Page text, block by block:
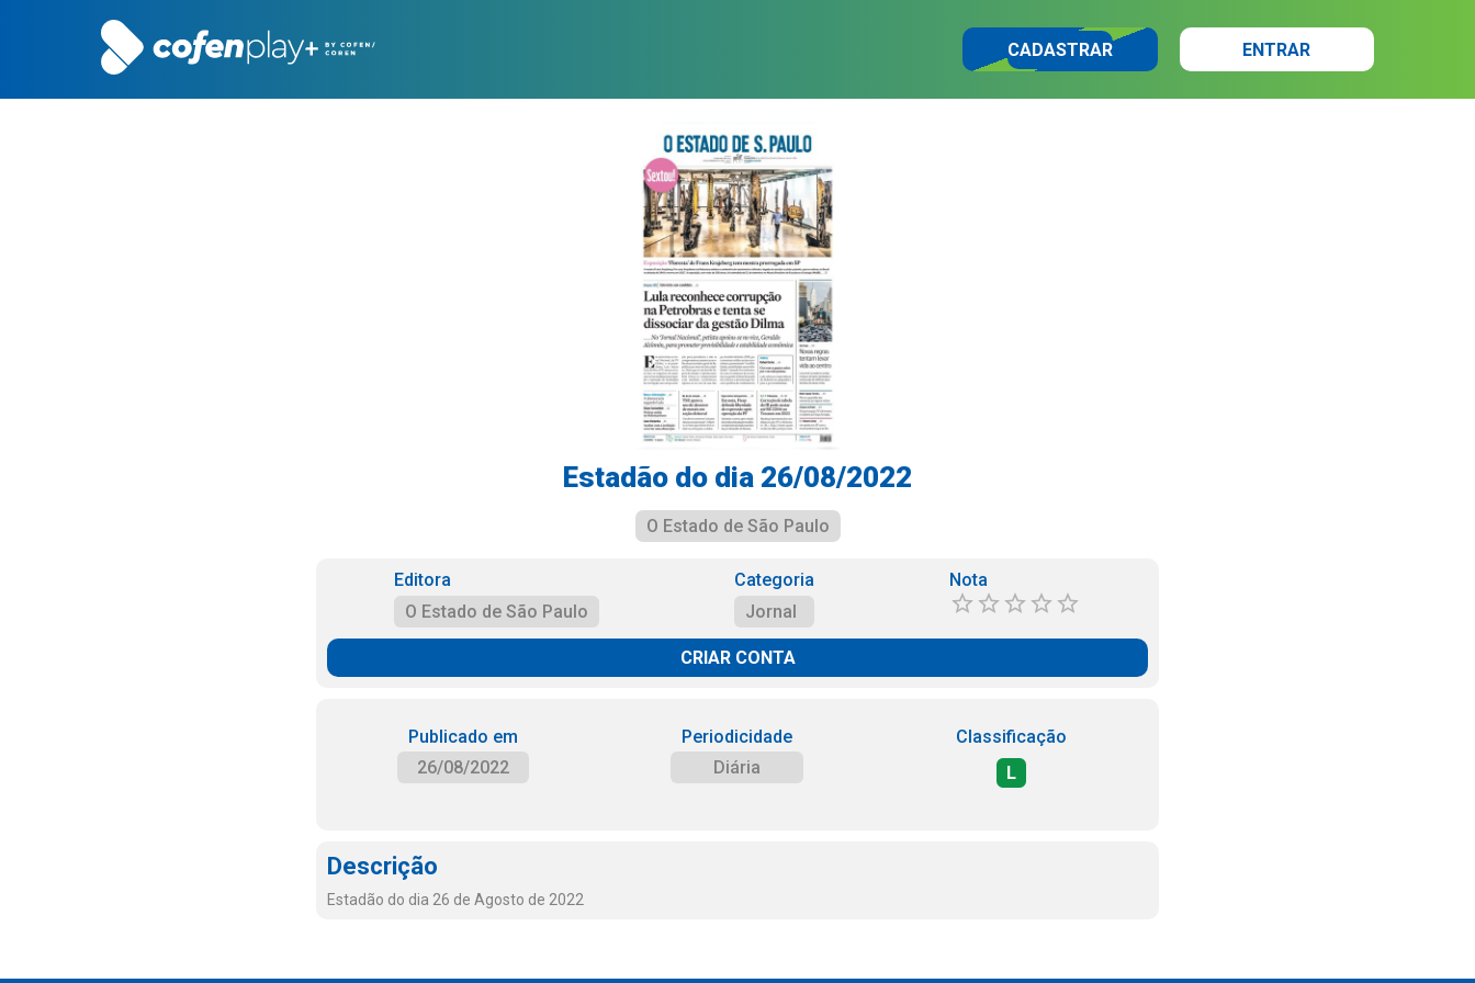
CADASTRAR ENTRAR
Estadão do dia 26/08/2022
O Estado de São Paulo
Editora
O Estado de São Paulo
Categoria
Jornal
Nota
CRIAR CONTA
Publicado em
26/08/2022
Periodicidade
Diária
Classificação
L
Descrição
Estadão do dia 26 de Agosto de 2022